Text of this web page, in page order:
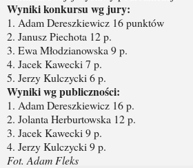
Wyniki konkursu wg jury:
1. Adam Dereszkiewicz 16 punktów
2. Janusz Piechota 12 p.
3. Ewa Młodzianowska 9 p.
4. Jacek Kawecki 7 p.
5. Jerzy Kulczycki 6 p.
Wyniki wg publiczności:
1. Adam Dereszkiewicz 16 p.
2. Jolanta Herburtowska 12 p.
3. Jacek Kawecki 9 p.
4. Jerzy Kulczycki 9 p.
Fot. Adam Fleks